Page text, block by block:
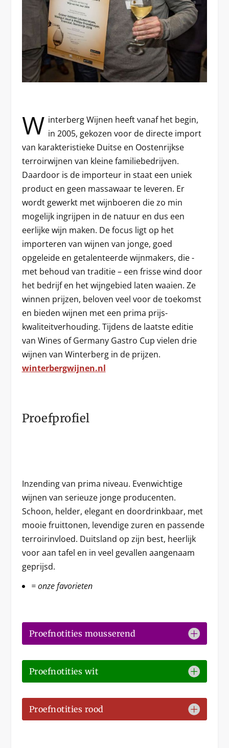
W interberg Wijnen heeft vanaf het begin,
in 2005, gekozen voor de directe import
van karakteristieke Duitse en Oostenrijkse
terroirwijnen van kleine familiebedrijven.
Daardoor is de importeur in staat een uniek
product en geen massawaar te leveren. Er
wordt gewerkt met wijnboeren die zo min
mogelijk ingrijpen in de natuur en dus een
eerlijke wijn maken. De focus ligt op het
importeren van wijnen van jonge, goed
opgeleide en getalenteerde wijnmakers, die -
met behoud van traditie – een frisse wind door
het bedrijf en het wijngebied laten waaien. Ze
winnen prijzen, beloven veel voor de toekomst
en bieden wijnen met een prima prijs-
kwaliteitverhouding. Tijdens de laatste editie
van Wines of Germany Gastro Cup vielen drie
wijnen van Winterberg in de prijzen.
winterbergwijnen.nl
Proefprofiel
Inzending van prima niveau. Evenwichtige
wijnen van serieuze jonge producenten.
Schoon, helder, elegant en doordrinkbaar, met
mooie fruittonen, levendige zuren en passende
terroirinvloed. Duitsland op zijn best, heerlijk
voor aan tafel en in veel gevallen aangenaam
geprijsd.
= onze favorieten
Proefnotities mousserend
Proefnotities wit
Proefnotities rood